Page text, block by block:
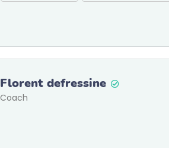
Florent defressine
Coach